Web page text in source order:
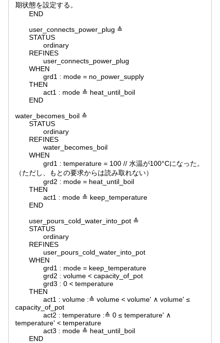
期状態を設定する。
END
user_connects_power_plug ≙
STATUS
ordinary
REFINES
user_connects_power_plug
WHEN
grd1 : mode = no_power_supply
THEN
act1 : mode ≙ heat_until_boil
END
water_becomes_boil ≙
STATUS
ordinary
REFINES
water_becomes_boil
WHEN
grd1 : temperature = 100 // 水温が100°Cになった。
（ただし、もとの要求からは読み取れない）
grd2 : mode = heat_until_boil
THEN
act1 : mode ≙ keep_temperature
END
user_pours_cold_water_into_pot ≙
STATUS
ordinary
REFINES
user_pours_cold_water_into_pot
WHEN
grd1 : mode = keep_temperature
grd2 : volume < capacity_of_pot
grd3 : 0 < temperature
THEN
act1 : volume :≙ volume < volume' ∧ volume' ≤
capacity_of_pot
act2 : temperature :≙ 0 ≤ temperature' ∧
temperature' < temperature
act3 : mode ≙ heat_until_boil
END